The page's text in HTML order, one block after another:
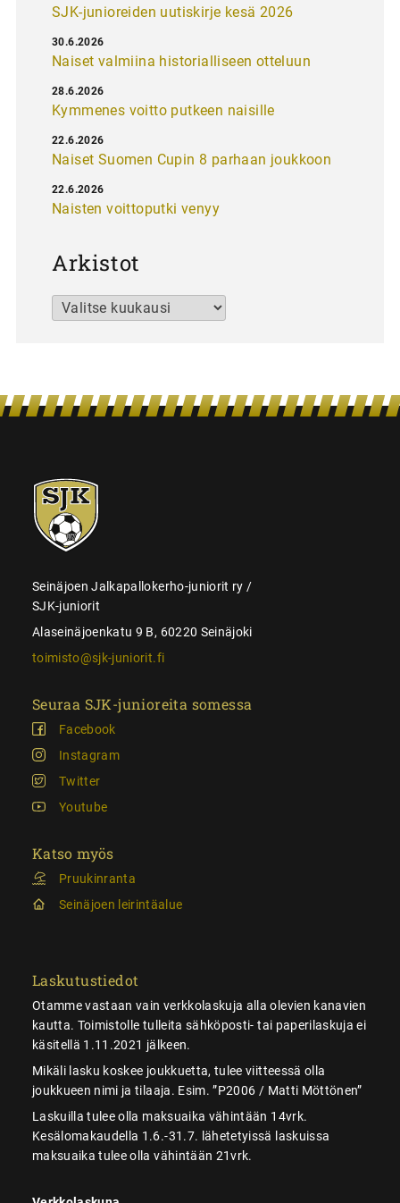
SJK-junioreiden uutiskirje kesä 2026
Naiset valmiina historialliseen otteluun
30.6.2026
Kymmenes voitto putkeen naisille
28.6.2026
Naiset Suomen Cupin 8 parhaan joukkoon
22.6.2026
Naisten voittoputki venyy
22.6.2026
Arkistot
Arkistot
SJK-
juniorit
Seinäjoen Jalkapallokerho-juniorit ry /
SJK-juniorit
Alaseinäjoenkatu 9 B, 60220 Seinäjoki
toimisto@sjk-juniorit.fi
Seuraa SJK-junioreita somessa
Facebook
Instagram
Twitter
Youtube
Katso myös
Pruukinranta
Seinäjoen leirintäalue
Laskutustiedot
Otamme vastaan vain verkkolaskuja alla olevien kanavien
kautta. Toimistolle tulleita sähköposti- tai paperilaskuja ei
käsitellä 1.11.2021 jälkeen.
Mikäli lasku koskee joukkuetta, tulee viitteessä olla
joukkueen nimi ja tilaaja. Esim. ”P2006 / Matti Möttönen”
Laskuilla tulee olla maksuaika vähintään 14vrk.
Kesälomakaudella 1.6.-31.7. lähetetyissä laskuissa
maksuaika tulee olla vähintään 21vrk.